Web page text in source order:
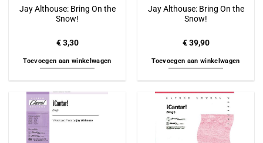
Jay Althouse: Bring On the
Snow!
€3,30
Toevoegen aan winkelwagen
Jay Althouse: Bring On the
Snow!
€39,90
Toevoegen aan winkelwagen